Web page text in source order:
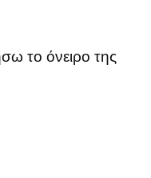
το όνειρο της